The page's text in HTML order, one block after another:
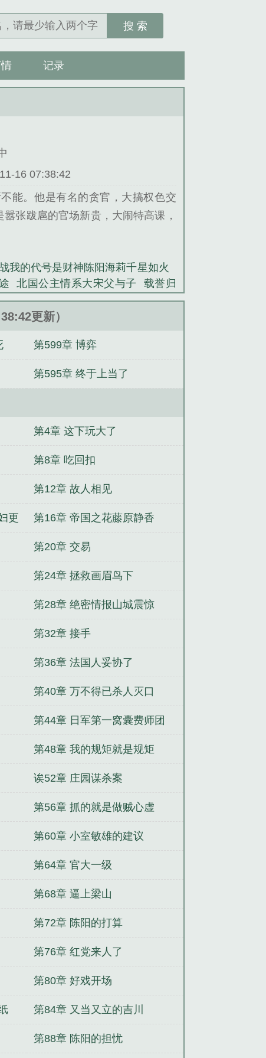
搜 索
记录
16 07:38:42
能。他是有名的贪官，大搞权色交
张跋扈的官场新贵，大闹特高课，
份是卧底特工，代号财神……...
。
我的代号是财神陈阳海莉千星如火
北国公主情系大宋父与子
载誉归
打通古今，想不暴富都难 步步高
遥姑爷 新婚夜用替身，重生扬你全
更新）
第599章 博弈
第595章 终于上当了
第4章 这下玩大了
第8章 吃回扣
第12章 故人相见
更 第16章 帝国之花藤原静香
第20章 交易
第24章 拯救画眉鸟下
第28章 绝密情报山城震惊
第32章 接手
第36章 法国人妥协了
第40章 万不得已杀人灭口
第44章 日军第一窝囊费师团
第48章 我的规矩就是规矩
诶52章 庄园谋杀案
第56章 抓的就是做贼心虚
第60章 小室敏雄的建议
第64章 官大一级
第68章 逼上梁山
第72章 陈阳的打算
第76章 红党来人了
第80章 好戏开场
第84章 又当又立的吉川
第88章 陈阳的担忧